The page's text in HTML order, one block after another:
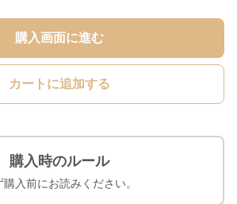
購入画面に進む
カートに追加する
購入時のルール
購入前にお読みください。